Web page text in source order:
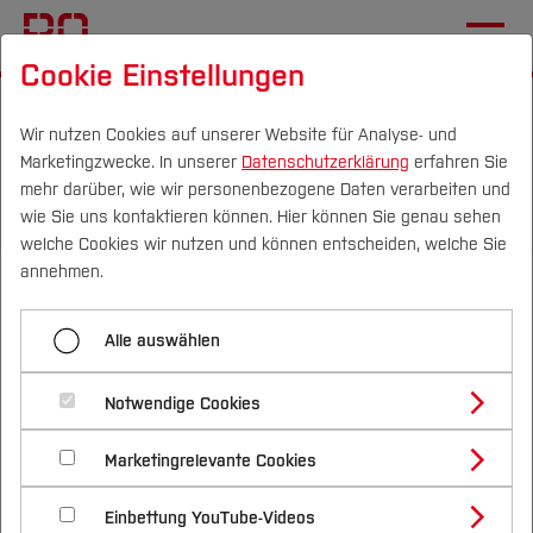
Campus Personen DE|EN Quicklinks
Studium
Studienangebote
Bachelorstudiengänge
Masterstudiengänge
Vor dem Studium
Bewerben & Einschreiben
Bewerbungsportal
Im Studium
Studienbüros und Prüfungen
Nach dem Studium
Forschung & Transfer
Profil
Forschungs- und Transferprofil
Schwerpunkte (FuT)
Beratung & Förderung
Nachhaltigkeit
Nachhaltigkeit studieren
International
Menü aufklappen
BWL
WIng
BWL-Verbund
WirtIng-Verbund
International Business and
Management
Informationen für
Studieninteressenten
Cookie Einstellungen
Wir nutzen Cookies auf unserer Website für Analyse- und
Marketingzwecke. In unserer Datenschutzerklärung erfahren Sie
mehr darüber, wie wir personenbezogene Daten verarbeiten und
wie Sie uns kontaktieren können. Hier können Sie genau sehen
welche Cookies wir nutzen und können entscheiden, welche Sie
annehmen.
Alle auswählen
Notwendige Cookies
Marketingrelevante Cookies
Einbettung YouTube-Videos